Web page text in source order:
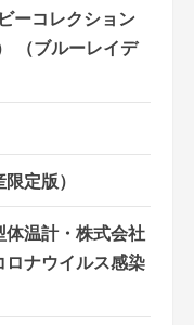
ーコレクション
（ブルーレイデ
定版）
体温計・株式会社
ナウイルス感染